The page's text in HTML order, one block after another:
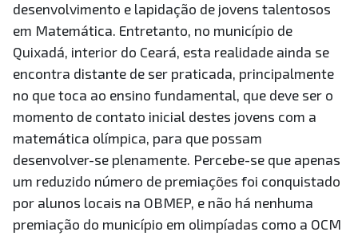
desenvolvimento e lapidação de jovens talentosos
em Matemática. Entretanto, no município de
Quixadá, interior do Ceará, esta realidade ainda se
encontra distante de ser praticada, principalmente
no que toca ao ensino fundamental, que deve ser o
momento de contato inicial destes jovens com a
matemática olímpica, para que possam
desenvolver-se plenamente. Percebe-se que apenas
um reduzido número de premiações foi conquistado
por alunos locais na OBMEP, e não há nenhuma
premiação do município em olimpíadas como a OCM